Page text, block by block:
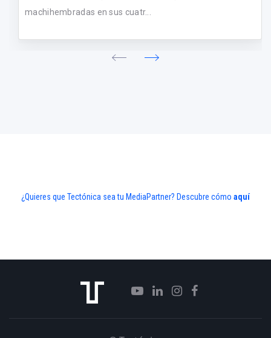
machihembradas en sus cuatr...
¿Quieres que Tectónica sea tu MediaPartner? Descubre cómo aquí